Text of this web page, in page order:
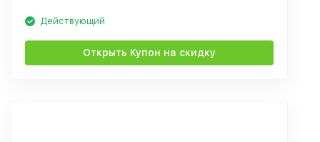
Действующий
Открыть Купон на скидку